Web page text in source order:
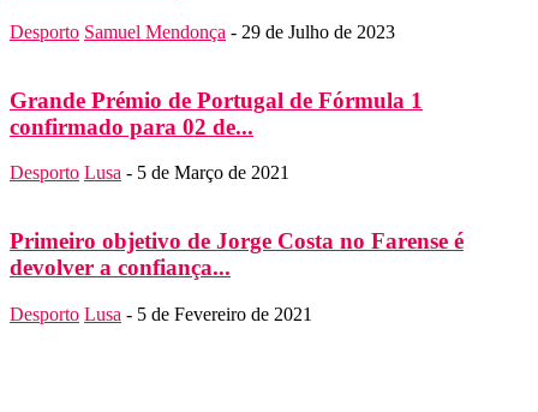
Desporto Samuel Mendonça - 29 de Julho de 2023
Grande Prémio de Portugal de Fórmula 1
confirmado para 02 de...
Desporto Lusa - 5 de Março de 2021
Primeiro objetivo de Jorge Costa no Farense é
devolver a confiança...
Desporto Lusa - 5 de Fevereiro de 2021